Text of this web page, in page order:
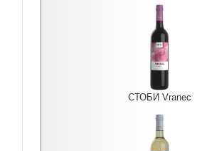
СТОБИ Vranec